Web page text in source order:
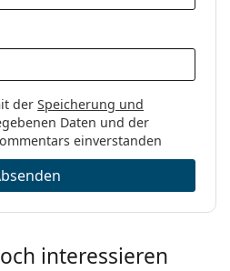
derSpeicherung und
Daten und der
einverstanden
interessieren